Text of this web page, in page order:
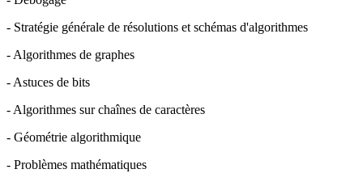
- Stratégie générale de résolutions et schémas d'algorithmes
- Algorithmes de graphes
- Astuces de bits
- Algorithmes sur chaînes de caractères
- Géométrie algorithmique
- Problèmes mathématiques